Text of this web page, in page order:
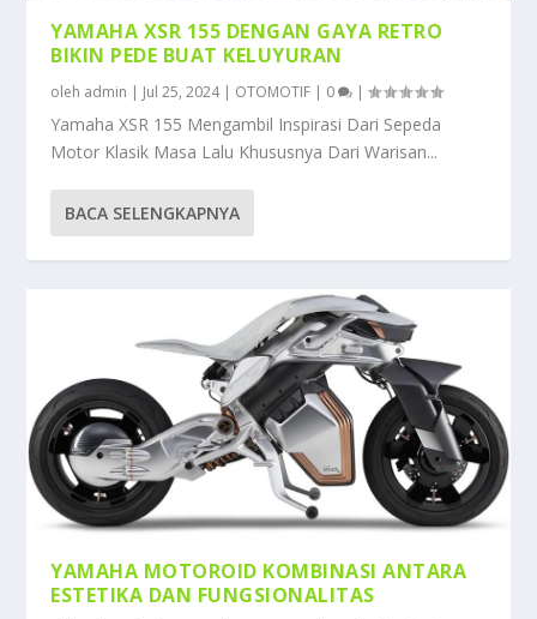
YAMAHA XSR 155 DENGAN GAYA RETRO
BIKIN PEDE BUAT KELUYURAN
oleh admin | Jul 25, 2024| OTOMOTIF | 0 |
Yamaha XSR 155 Mengambil Inspirasi Dari Sepeda
Motor Klasik Masa Lalu Khususnya Dari Warisan...
BACA SELENGKAPNYA
YAMAHA MOTOROID KOMBINASI ANTARA
ESTETIKA DAN FUNGSIONALITAS